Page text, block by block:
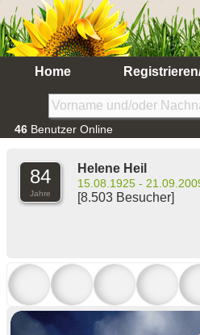
Home
46 Benutzer Online
84
Jahre
Helene Heil
15.08.1925 -
[8.503 Besucher]